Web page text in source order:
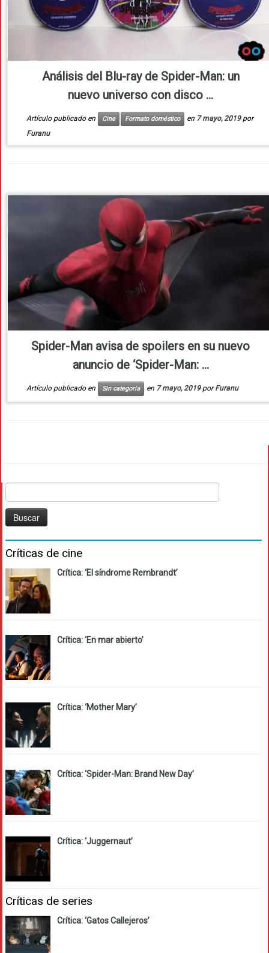
Análisis del Blu-ray de Spider-Man: un
nuevo universo con disco ...
Artículo publicado en Cine Formato doméstico en 7 mayo, 2019 por
Furanu
Spider-Man avisa de spoilers en su nuevo
anuncio de ‘Spider-Man: ...
Artículo publicado en Sin categoría en 7 mayo, 2019 porFuranu
Críticas de cine
Crítica: ‘El síndrome Rembrandt’
Crítica: ‘En mar abierto’
Crítica: ‘Mother Mary’
Crítica: ‘Spider-Man: Brand New Day’
Crítica: ‘Juggernaut’
Críticas de series
Crítica: ‘Gatos Callejeros’